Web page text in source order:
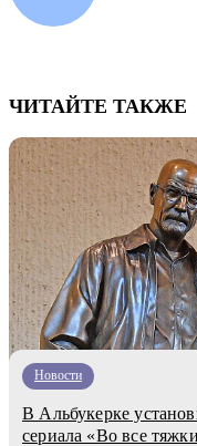
ЧИТАЙТЕ ТАКЖЕ
Новости
В Альбукерке
сериала «Во все